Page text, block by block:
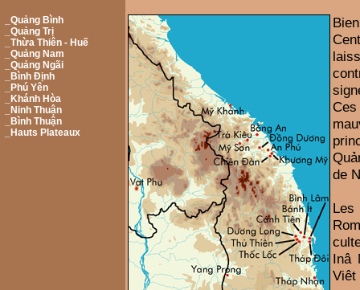
_Quảng Bình
_Quảng Trị
_Thừa Thiên - Huế
_Quảng Nam
_Quảng Ngãi
_Bình Định
_Phú Yên
_Khánh Hòa
_Ninh Thuận
_Bình Thuận
_Hauts Plateaux
de
Inâ
Viêt